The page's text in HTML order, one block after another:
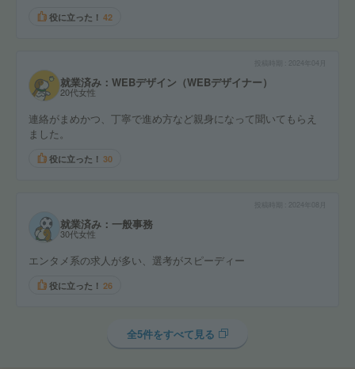
役に立った！ 42
2024年04月
就業済み：WEBデザイン（WEBデザイナー）
20代女性
連絡がまめかつ、丁寧で進め方など親身になって聞いてもらえ
ました。
役に立った！ 30
2024年08月
就業済み：一般事務
30代女性
エンタメ系の求人が多い、選考がスピーディー
役に立った！ 26
全5件をすべて見る